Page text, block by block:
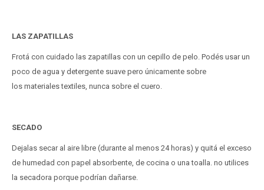
LAS ZAPATILLAS
Frotá con cuidado las zapatillas con un cepillo de pelo. Podés usar un
poco de agua y detergente suave pero únicamente sobre
los materiales textiles, nunca sobre el cuero.
SECADO
Dejalas secar al aire libre (durante al menos 24 horas) y quitá el exceso
de humedad con papel absorbente, de cocina o una toalla. no utilices
la secadora porque podrían dañarse.